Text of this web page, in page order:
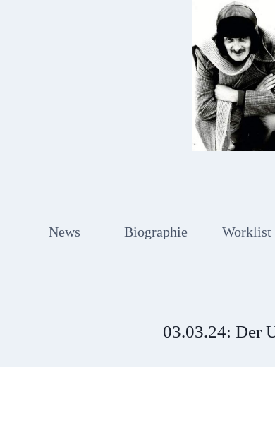
News Biographie Worklist
03.03.24: Der